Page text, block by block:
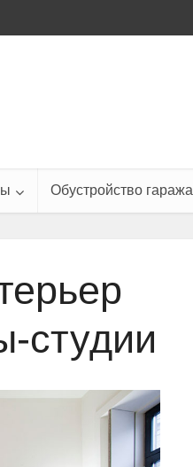
Обустройство гаража
студии